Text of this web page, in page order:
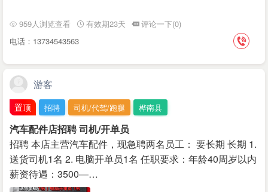
959人浏览查看 有效期23天
评论一下(0)
电话：13734543563
游客
置顶 招聘 司机/代驾/跑腿 桦南县
汽车配件店招聘 司机/开单员
招聘 本店主营汽车配件，现急聘两名员工： 要长期 长期 1.
送货司机1名 2. 电脑开单员1名 任职要求：年龄40周岁以内
薪资待遇：3500—…